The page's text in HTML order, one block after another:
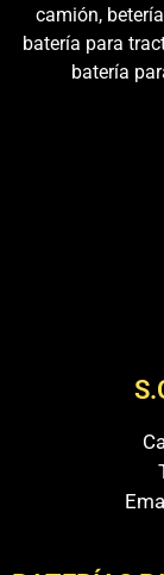
camión,
batería para
batería